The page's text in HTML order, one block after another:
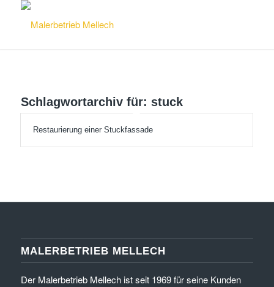
Schlagwortarchiv für: stuck
Restaurierung einer Stuckfassade
MALERBETRIEB MELLECH
Der Malerbetrieb Mellech ist seit 1969 für seine Kunden